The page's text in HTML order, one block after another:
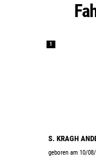
1
S. KRAGH
geboren am 10/